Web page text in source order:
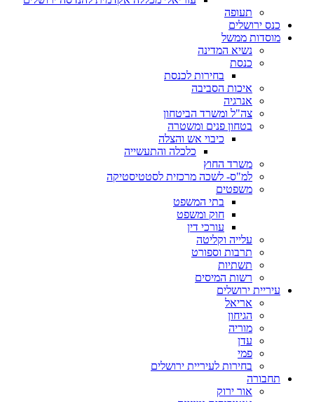
תעופה
כנס ירושלים
מוסדות ממשל
נשיא המדינה
כנסת
בחירות לכנסת
איכות הסביבה
אנרגיה
צה"ל ומשרד הביטחון
בטחון פנים ומשטרה
כיבוי אש והצלה
כלכלה והתעשייה
משרד החוץ
למ"ס- לשכה מרכזית לסטטיסטיקה
משפטים
בתי המשפט
חוק ומשפט
עורכי דין
עלייה וקליטה
תרבות וספורט
תשתיות
רשות המיסים
עיריית ירושלים
אריאל
הגיחון
מוריה
עדן
פמי
בחירות לעיריית ירושלים
תחבורה
אור ירוק